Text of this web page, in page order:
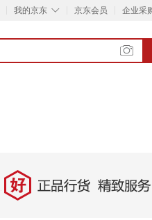
◇
我的京东 京东会员 企业采
好 正品行货，精致服务